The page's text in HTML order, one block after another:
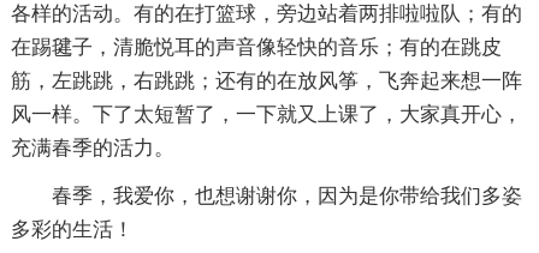
各样的活动。有的在打篮球，旁边站着两排啦啦队；有的
在踢毽子，清脆悦耳的声音像轻快的音乐；有的在跳皮
筋，左跳跳，右跳跳；还有的在放风筝，飞奔起来想一阵
风一样。下了太短暂了，一下就又上课了，大家真开心，
充满春季的活力。
春季，我爱你，也想谢谢你，因为是你带给我们多姿
多彩的生活！